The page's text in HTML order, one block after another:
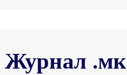
Журнал .мк